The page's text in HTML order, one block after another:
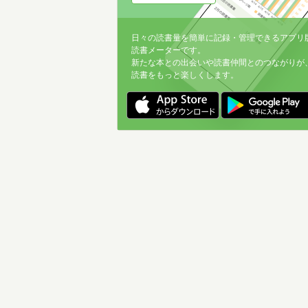
日々の読書量を簡単に記録・管理できるアプリ
読書メーターです。
新たな本との出会いや読書仲間とのつながりが
読書をもっと楽しくします。